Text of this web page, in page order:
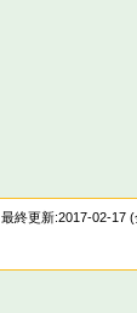
最終更新:2017-02-17